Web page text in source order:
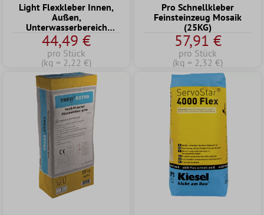
Light Flexkleber Innen,
Außen,
Unterwasserbereich
(20KG)
44,49 €
pro Stück
(kg = 2,22 €)
Pro Schnellkleber
Feinsteinzeug Mosaik
(25KG)
57,91 €
pro Stück
(kg = 2,32 €)